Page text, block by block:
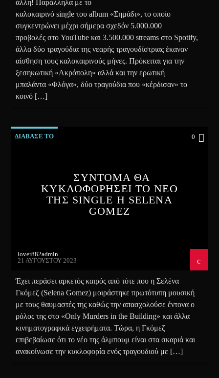
άλλη! Παράλληλα με το
καλοκαιρινό single του album «Σημάδι», το οποίο
συγκεντρώνει μέχρι σήμερα σχεδόν 5.000.000
προβολές στο YouTube και 3.500.000 streams στο Spotify,
άλλα δύο τραγούδια της νεαρής τραγουδίστριας έκαναν
αίσθηση τους καλοκαιρινούς μήνες. Πρόκειται για την
ξεσηκωτική «Ακρόπολη» αλλά και την ερωτική
μπαλάντα «Φλόγα», δύο τραγούδια που «κέρδισαν» το
κοινό […]
ΔΙΑΒΑΣΕ ΤΟ 0
ΣΥΝΤΟΜΑ ΘΑ
ΚΥΚΛΟΦΟΡΗΣΕΙ ΤΟ ΝΕΟ
ΤΗΣ SINGLE Η SELENA
GOMEZ
lover882admin
21 ΑΥΓΟΎΣΤΟΥ 2023
Έχει περάσει αρκετός καιρός από τότε που η Σελένα
Γκόμεζ (Selena Gomez) μοιράστηκε πρωτότυπη μουσική
με τους θαυμαστές της καθώς την απασχολούσε έντονα ο
ρόλος της στο «Only Murders in the Building» και άλλα
κινηματογραφικά εγχειρήματα. Τώρα, η Γκόμεζ
επιβεβαίωσε ότι το νέο της άλμπουμ είναι στα σκαριά και
ανακοίνωσε την κυκλοφορία ενός τραγουδιού με […]